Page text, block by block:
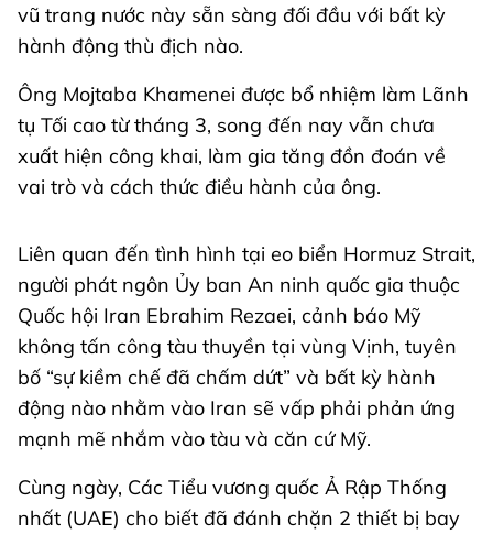
vũ trang nước này sẵn sàng đối đầu với bất kỳ
hành động thù địch nào.
Ông Mojtaba Khamenei được bổ nhiệm làm Lãnh
tụ Tối cao từ tháng 3, song đến nay vẫn chưa
xuất hiện công khai, làm gia tăng đồn đoán về
vai trò và cách thức điều hành của ông.
Liên quan đến tình hình tại eo biển Hormuz Strait,
người phát ngôn Ủy ban An ninh quốc gia thuộc
Quốc hội Iran Ebrahim Rezaei, cảnh báo Mỹ
không tấn công tàu thuyền tại vùng Vịnh, tuyên
bố “sự kiềm chế đã chấm dứt” và bất kỳ hành
động nào nhằm vào Iran sẽ vấp phải phản ứng
mạnh mẽ nhắm vào tàu và căn cứ Mỹ.
Cùng ngày, Các Tiểu vương quốc Ả Rập Thống
nhất (UAE) cho biết đã đánh chặn 2 thiết bị bay